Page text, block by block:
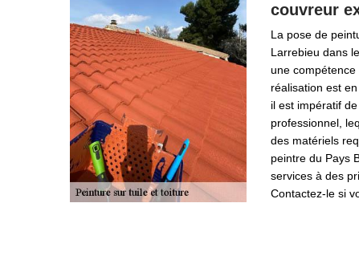
couvreur
La pose de
Larrebieu dans
une
réalisation est
il est impératif
professionnel,
des matériels
peintre du Pays
services à des
Contactez-le si